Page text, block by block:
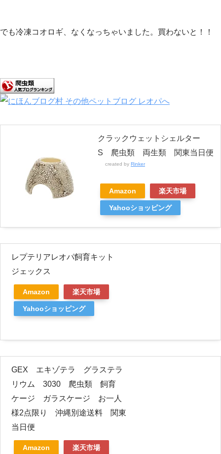
でも冷凍コオロギ、なくなっちゃいました。買わないと！！
クラックウェットシェルター
S 爬虫類 両生類 関東当日便
created by Rinker
Amazon 楽天市場
Yahooショッピング
レプテリアレオパ飼育キット
ジェックス
Amazon 楽天市場
Yahooショッピング
GEX エキゾテラ グラステラ
リウム 3030 爬虫類 飼育
ケージ ガラスケージ お一人
様2点限り 沖縄別途送料 関東
当日便
Amazon 楽天市場